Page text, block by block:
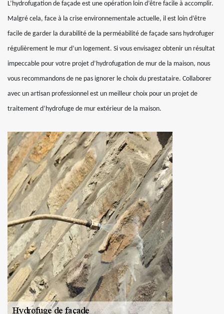
L’hydrofugation de façade est une opération loin d’être facile à accomplir.
Malgré cela, face à la crise environnementale actuelle, il est loin d’être
facile de garder la durabilité de la perméabilité de façade sans hydrofuger
régulièrement le mur d’un logement. Si vous envisagez obtenir un résultat
impeccable pour votre projet d’hydrofugation de mur de la maison, nous
vous recommandons de ne pas ignorer le choix du prestataire. Collaborer
avec un artisan professionnel est un meilleur choix pour un projet de
traitement d’hydrofuge de mur extérieur de la maison.